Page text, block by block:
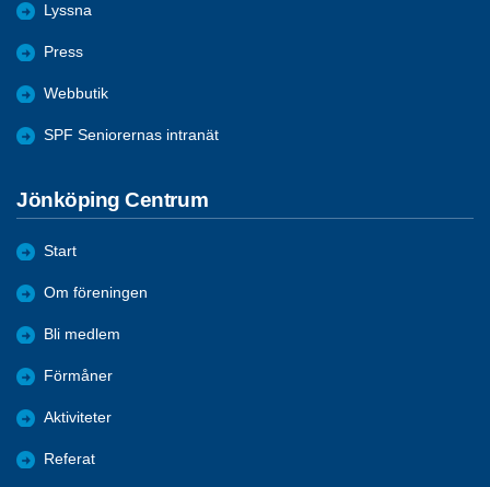
Lyssna
Press
Webbutik
SPF Seniorernas intranät
Jönköping Centrum
Start
Om föreningen
Bli medlem
Förmåner
Aktiviteter
Referat